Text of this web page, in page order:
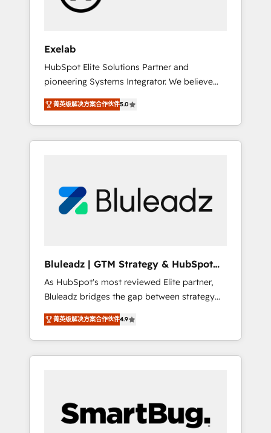
perspective. Many of our consultants have
operators need as their systems, data, and
processes evolve. Since 2014, we’ve
supported 1,400+ clients across a wide range
of industries, including healthcare, software,
B2B services, manufacturing, financial
services and more. Whether clients are new
to HubSpot or expanding into more
long-term value and a consistently strong
client experience.
Exelab
HubSpot Elite Solutions Partner and
pioneering Systems Integrator. We believe
technology should serve business strategy,
not the other way around. Every engagement
begins with clear objectives, customer
journey mapping, and measurable KPIs. Only
Connectors, workflows, and data
architectures that make HubSpot the
HubSpot beyond standard configurations. -
AI-FIRST- AI across customer-facing
operations to accelerate decisions,
streamline processes, and unlock efficiency
at scale. From predictive intelligence to
conversational AI, we turn data into action
and automation into competitive advantage.
菁英级解决方案合作伙伴5.0
Bluleadz | GTM Strategy & HubSpot
Implementation
As HubSpot's most reviewed Elite partner,
Bluleadz bridges the gap between strategy
and execution. We don't just "set up tools" —
we install the GTM Operating System (GTM
OS) to align your leadership and engineer a
portal that drives predictable revenue
and Story to stop "accelerating a mess." ⚙️
Elite Engineering & AI Scalable Architecture:
菁英级解决方案合作伙伴4.9